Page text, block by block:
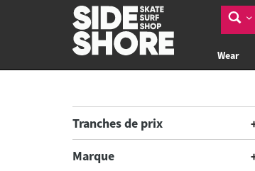
Wear
Tranches de prix
Marque